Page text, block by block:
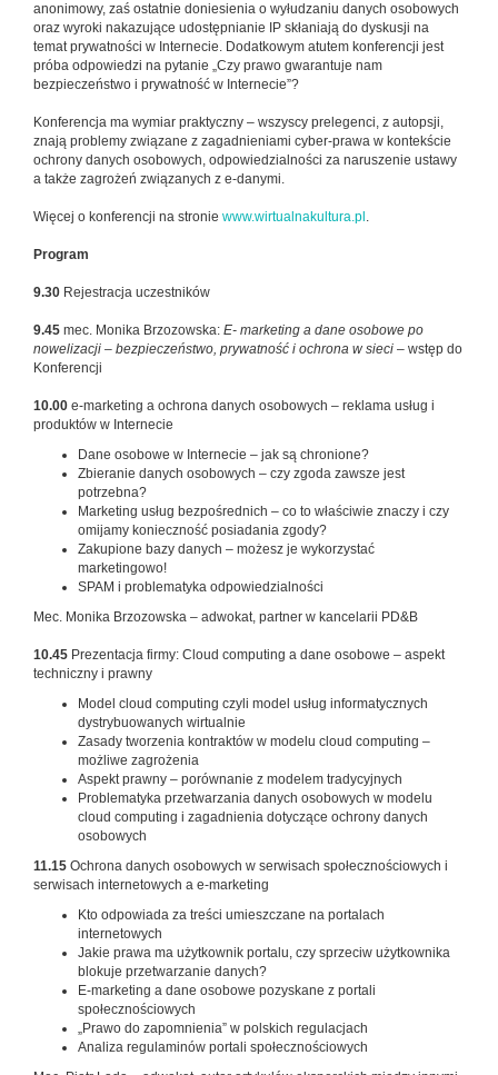
anonimowy, zaś ostatnie doniesienia o wyłudzaniu danych osobowych
oraz wyroki nakazujące udostępnianie IP skłaniają do dyskusji na
temat prywatności w Internecie. Dodatkowym atutem konferencji jest
próba odpowiedzi na pytanie „Czy prawo gwarantuje nam
bezpieczeństwo i prywatność w Internecie”?
Konferencja ma wymiar praktyczny – wszyscy prelegenci, z autopsji,
znają problemy związane z zagadnieniami cyber-prawa w kontekście
ochrony danych osobowych, odpowiedzialności za naruszenie ustawy
a także zagrożeń związanych z e-danymi.
Więcej o konferencji na stronie www.wirtualnakultura.pl .
Program
9.30 Rejestracja uczestników
9.45 mec. Monika Brzozowska: E- marketing a dane osobowe po
nowelizacji – bezpieczeństwo, prywatność i ochrona w sieci – wstęp do
Konferencji
10.00 e-marketing a ochrona danych osobowych – reklama usług i
produktów w Internecie
Dane osobowe w Internecie – jak są chronione?
Zbieranie danych osobowych – czy zgoda zawsze jest
potrzebna?
Marketing usług bezpośrednich – co to właściwie znaczy i czy
omijamy konieczność posiadania zgody?
Zakupione bazy danych – możesz je wykorzystać
marketingowo!
SPAM i problematyka odpowiedzialności
Mec. Monika Brzozowska – adwokat, partner w kancelarii PD&B
10.45 Prezentacja firmy: Cloud computing a dane osobowe – aspekt
techniczny i prawny
Model cloud computing czyli model usług informatycznych
dystrybuowanych wirtualnie
Zasady tworzenia kontraktów w modelu cloud computing –
możliwe zagrożenia
Aspekt prawny – porównanie z modelem tradycyjnych
Problematyka przetwarzania danych osobowych w modelu
cloud computing i zagadnienia dotyczące ochrony danych
osobowych
11.15 Ochrona danych osobowych w serwisach społecznościowych i
serwisach internetowych a e-marketing
Kto odpowiada za treści umieszczane na portalach
internetowych
Jakie prawa ma użytkownik portalu, czy sprzeciw użytkownika
blokuje przetwarzanie danych?
E-marketing a dane osobowe pozyskane z portali
społecznościowych
„Prawo do zapomnienia” w polskich regulacjach
Analiza regulaminów portali społecznościowych